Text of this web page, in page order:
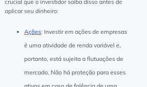
crucial que o investidor saiba disso antes de
aplicar seu dinheiro:
Ações: Investir em ações de empresas
é uma atividade de renda variável e,
portanto, está sujeita a flutuações de
mercado. Não há proteção para esses